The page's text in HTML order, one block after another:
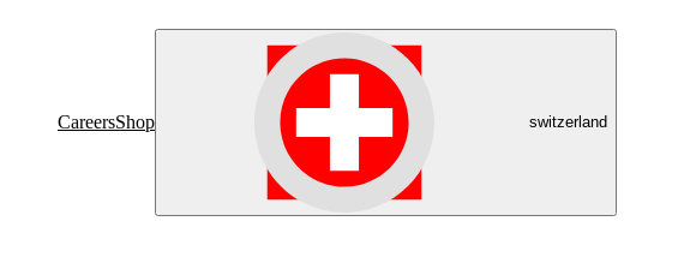
CareersShop switzerland